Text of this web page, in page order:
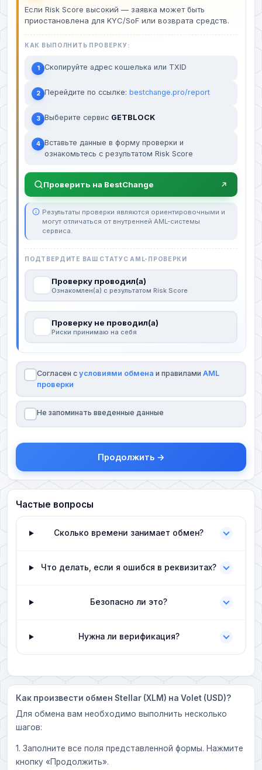
Если Risk Score высокий — заявка может быть
приостановлена для KYC/SoF или возврата средств.
КАК ВЫПОЛНИТЬ ПРОВЕРКУ:
1 Скопируйте адрес кошелька или TXID
2 Перейдите по ссылке: bestchange.pro/report
3 Выберите сервис GETBLOCK
4 Вставьте данные в форму проверки и
ознакомьтесь с результатом Risk Score
Проверить на BestChange
Результаты проверки являются ориентировочными и
могут отличаться от внутренней AML-системы
сервиса.
ПОДТВЕРДИТЕ ВАШ СТАТУС AML-ПРОВЕРКИ
Проверку проводил(а)
Ознакомлен(а) с результатом Risk Score
Проверку не проводил(а)
Риски принимаю на себя
Согласен с условиями обмена и правилами AML
проверки
Не запоминать введенные данные
Продолжить →
Частые вопросы
Сколько времени занимает обмен?
Что делать, если я ошибся в реквизитах?
Безопасно ли это?
Нужна ли верификация?
Как произвести обмен Stellar (XLM) на Volet (USD)?
Для обмена вам необходимо выполнить несколько
шагов:
1. Заполните все поля представленной формы. Нажмите
кнопку «Продолжить».